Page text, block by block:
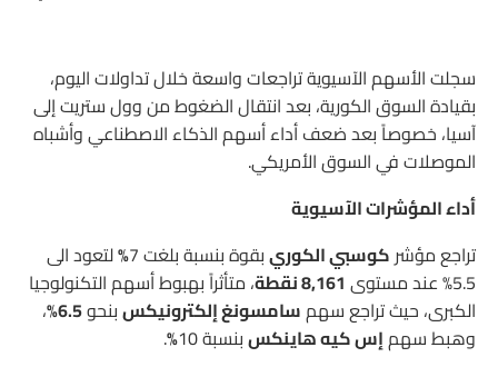
سجلت الأسهم الآسيوية تراجعات واسعة خلال تداولات اليوم،
بقيادة السوق الكورية، بعد انتقال الضغوط من وول ستريت إلى
آسيا، خصوصاً بعد ضعف أداء أسهم الذكاء الاصطناعي وأشباه
الموصلات في السوق الأمريكي.
أداء المؤشرات الآسيوية
تراجع مؤشركوسبي الكوريبقوة بنسبة بلغت 7 %لتعود الى
5.5% عند مستوى
8,161 نقطة
، متأثراً بهبوط أسهم التكنولوجيا
الكبرى، حيث تراجع سهمسامسونغ إلكترونيكسبنحو6.5% ،
وهبط سهمإس كيه هاينكسبنسبة 10 %
.